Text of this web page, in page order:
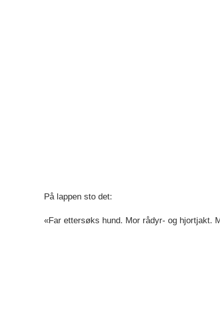
På lappen sto det:
«Far ettersøks hund. Mor rådyr- og hjortjakt.